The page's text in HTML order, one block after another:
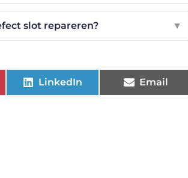
slot repareren? ▼
LinkedIn Email